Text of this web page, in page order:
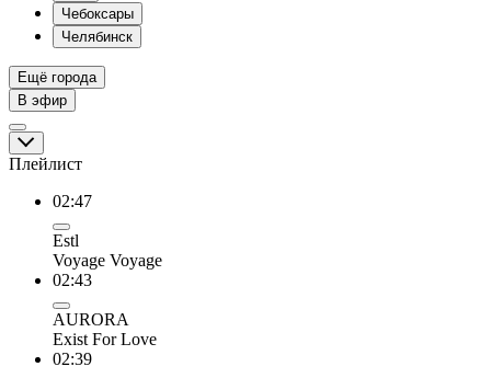
Чебоксары
Челябинск
Ещё города
В эфир
Плейлист
02:47
Estl
Voyage Voyage
02:43
AURORA
Exist For Love
02:39